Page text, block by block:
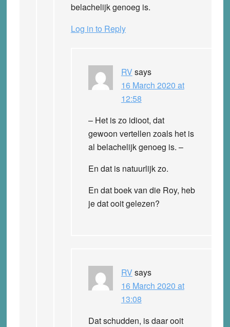
belachelijk genoeg is.
Log in to Reply
RV says
16 March 2020 at
12:58
– Het is zo idioot, dat
gewoon vertellen zoals het is
al belachelijk genoeg is. –
En dat is natuurlijk zo.
En dat boek van die Roy, heb
je dat ooit gelezen?
RV says
16 March 2020 at
13:08
Dat schudden, is daar ooit